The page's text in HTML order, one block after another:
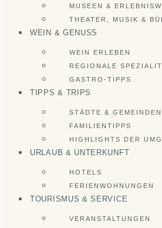
MUSEEN &
THEATER, MUSIK &
WEIN & GENUSS
WEIN ERLEBEN
REGIONALE
GASTRO-TIPPS
TIPPS & TRIPS
STÄDTE & GEMEINDEN
FAMILIENTIPPS
HIGHLIGHTS DER
URLAUB & UNTERKUNFT
HOTELS
FERIENWOHNUNGEN
TOURISMUS & SERVICE
VERANSTALTUNGEN